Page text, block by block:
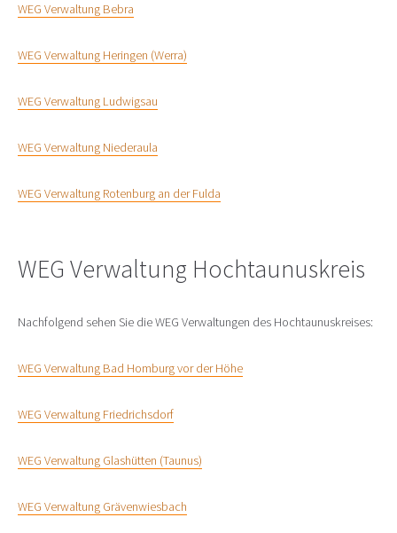
WEG Verwaltung Bebra
WEG Verwaltung Heringen (Werra)
WEG Verwaltung Ludwigsau
WEG Verwaltung Niederaula
WEG Verwaltung Rotenburg an der Fulda
WEG Verwaltung Hochtaunuskreis
Nachfolgend sehen Sie die WEG Verwaltungen des Hochtaunuskreises:
WEG Verwaltung Bad Homburg vor der Höhe
WEG Verwaltung Friedrichsdorf
WEG Verwaltung Glashütten (Taunus)
WEG Verwaltung Grävenwiesbach